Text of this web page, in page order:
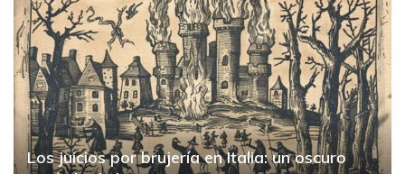
Los juicios por brujería en Italia: un oscuro